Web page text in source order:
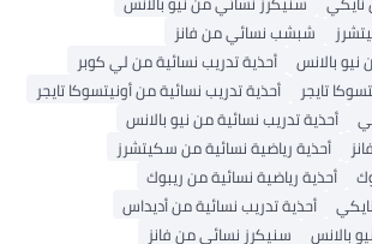
شبشب نسائي من فانز
نيو بالانس
أحذية تدريب نسائية من لي كوبر
تايجر
أحذية تدريب نسائية من أونيتسوكا تايجر
أحذية تدريب نسائية من نيو بالانس
أحذية رياضية نسائية من سكيتشرز
أحذية رياضية نسائية من ريبوك
أحذية تدريب نسائية من أديداس
بالانس
سنيكرز نسائي من فانز